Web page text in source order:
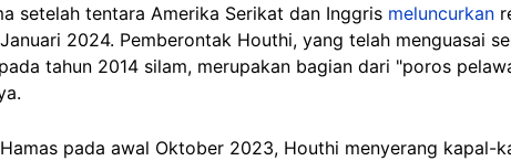
setelah tentara Amerika Serikat dan Inggris meluncurkan
2024. Pemberontak Houthi, yang telah menguasai
tahun 2014 silam, merupakan bagian dari "poros
pada awal Oktober 2023, Houthi menyerang kapal-